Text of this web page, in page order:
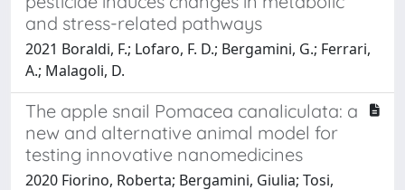
and stress-related pathways
2021 Boraldi, F.; Lofaro, F. D.; Bergamini, G.; Ferrari,
A.; Malagoli, D.
The apple snail Pomacea canaliculata: a
new and alternative animal model for
testing innovative nanomedicines
2020 Fiorino, Roberta; Bergamini, Giulia; Tosi,